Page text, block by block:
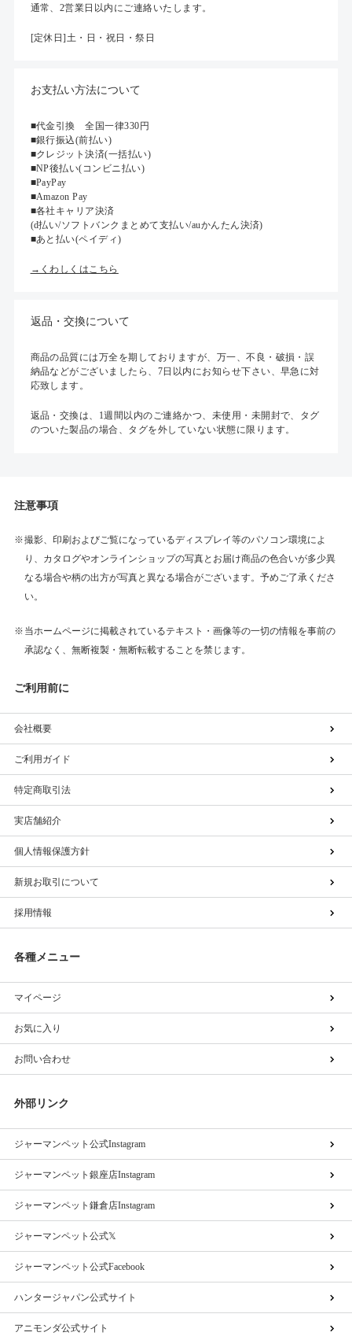
通常、2営業日以内にご連絡いたします。
[定休日]土・日・祝日・祭日
お支払い方法について
■代金引換 全国一律330円
■銀行振込(前払い)
■クレジット決済(一括払い)
■NP後払い(コンビニ払い)
■PayPay
■Amazon Pay
■各社キャリア決済
(d払い/ソフトバンクまとめて支払い/auかんたん決済)
■あと払い(ペイディ)
→くわしくはこちら
返品・交換について
商品の品質には万全を期しておりますが、万一、不良・破損・誤
納品などがございましたら、7日以内にお知らせ下さい、早急に対
応致します。
返品・交換は、1週間以内のご連絡かつ、未使用・未開封で、タグ
のついた製品の場合、タグを外していない状態に限ります。
注意事項
撮影、印刷およびご覧になっているディスプレイ等のパソコン環境によ
り、カタログやオンラインショップの写真とお届け商品の色合いが多少異
なる場合や柄の出方が写真と異なる場合がございます。予めご了承くださ
い。
当ホームページに掲載されているテキスト・画像等の一切の情報を事前の
承認なく、無断複製・無断転載することを禁じます。
ご利用前に
会社概要
ご利用ガイド
特定商取引法
実店舗紹介
個人情報保護方針
新規お取引について
採用情報
各種メニュー
マイページ
お気に入り
お問い合わせ
外部リンク
ジャーマンペット公式Instagram
ジャーマンペット銀座店Instagram
ジャーマンペット鎌倉店Instagram
ジャーマンペット公式𝕏
ジャーマンペット公式Facebook
ハンタージャパン公式サイト
アニモンダ公式サイト